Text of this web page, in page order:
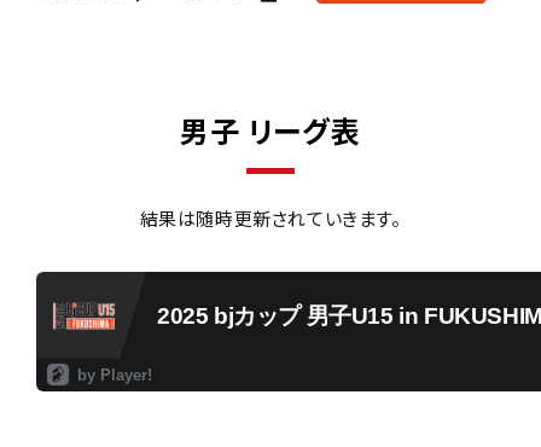
男子 リーグ表
結果は随時更新されていきます。